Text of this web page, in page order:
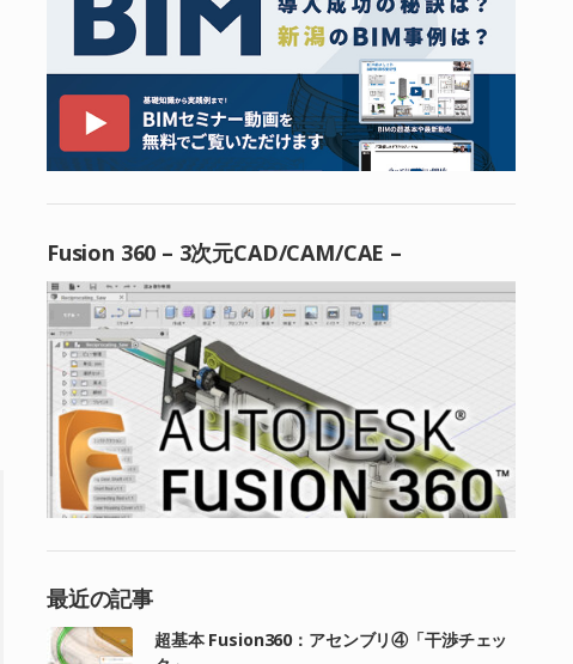
Fusion 360 – 3次元CAD/CAM/CAE –
最近の記事
超基本 Fusion360：アセンブリ④「干渉チェッ